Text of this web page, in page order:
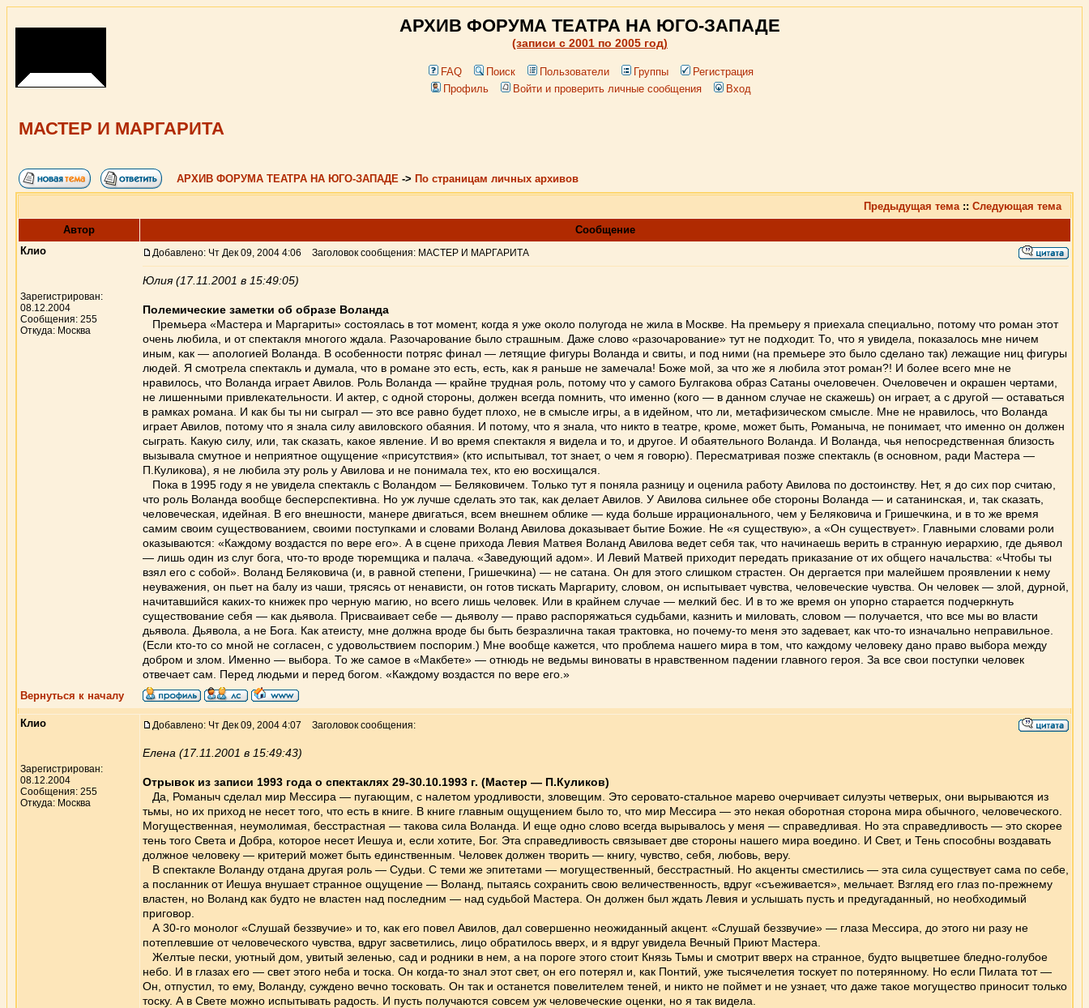
АРХИВ ФОРУМА ТЕАТРА НА ЮГО-ЗАПАДЕ
(записи c 2001 по 2005 год)
FAQ Поиск Пользователи Группы
Регистрация
Профиль
Войти и проверить личные сообщения Вход
МАСТЕР И МАРГАРИТА
АРХИВ ФОРУМА ТЕАТРА НА ЮГО-ЗАПАДЕ -> По страницам личных архивов
Предыдущая тема:: Следующая тема
Автор
Сообщение
Клио
Зарегистрирован:
08.12.2004
Сообщения: 255
Откуда: Москва
Добавлено: Чт Дек 09, 2004 4:06 Заголовок сообщения: МАСТЕР И МАРГАРИТА
Юлия (17.11.2001 в 15:49:05)
Полемические заметки об образе Воланда
Премьера «Мастера и Маргариты» состоялась в тот момент, когда я уже около полугода не жила в Москве. На премьеру я приехала специально, потому что роман этот
очень любила, и от спектакля многого ждала. Разочарование было страшным. Даже слово «разочарование» тут не подходит. То, что я увидела, показалось мне ничем
иным, как — апологией Воланда. В особенности потряс финал — летящие фигуры Воланда и свиты, и под ними (на премьере это было сделано так) лежащие ниц фигуры
людей. Я смотрела спектакль и думала, что в романе это есть, есть, как я раньше не замечала! Боже мой, за что же я любила этот роман?! И более всего мне не
нравилось, что Воланда играет Авилов. Роль Воланда — крайне трудная роль, потому что у самого Булгакова образ Сатаны очеловечен. Очеловечен и окрашен чертами,
не лишенными привлекательности. И актер, с одной стороны, должен всегда помнить, что именно (кого — в данном случае не скажешь) он играет, а с другой — оставаться
в рамках романа. И как бы ты ни сыграл — это все равно будет плохо, не в смысле игры, а в идейном, что ли, метафизическом смысле. Мне не нравилось, что Воланда
играет Авилов, потому что я знала силу авиловского обаяния. И потому, что я знала, что никто в театре, кроме, может быть, Романыча, не понимает, что именно он должен
сыграть. Какую силу, или, так сказать, какое явление. И во время спектакля я видела и то, и другое. И обаятельного Воланда. И Воланда, чья непосредственная близость
вызывала смутное и неприятное ощущение «присутствия» (кто испытывал, тот знает, о чем я говорю). Пересматривая позже спектакль (в основном, ради Мастера —
П.Куликова), я не любила эту роль у Авилова и не понимала тех, кто ею восхищался.
Пока в 1995 году я не увидела спектакль с Воландом — Беляковичем. Только тут я поняла разницу и оценила работу Авилова по достоинству. Нет, я до сих пор считаю,
что роль Воланда вообще бесперспективна. Но уж лучше сделать это так, как делает Авилов. У Авилова сильнее обе стороны Воланда — и сатанинская, и, так сказать,
человеческая, идейная. В его внешности, манере двигаться, всем внешнем облике — куда больше иррационального, чем у Беляковича и Гришечкина, и в то же время
самим своим существованием, своими поступками и словами Воланд Авилова доказывает бытие Божие. Не «я существую», а «Он существует». Главными словами роли
оказываются: «Каждому воздастся по вере его». А в сцене прихода Левия Матвея Воланд Авилова ведет себя так, что начинаешь верить в странную иерархию, где дьявол
— лишь один из слуг бога, что-то вроде тюремщика и палача. «Заведующий адом». И Левий Матвей приходит передать приказание от их общего начальства: «Чтобы ты
взял его с собой». Воланд Беляковича (и, в равной степени, Гришечкина) — не сатана. Он для этого слишком страстен. Он дергается при малейшем проявлении к нему
неуважения, он пьет на балу из чаши, трясясь от ненависти, он готов тискать Маргариту, словом, он испытывает чувства, человеческие чувства. Он человек — злой, дурной,
начитавшийся каких-то книжек про черную магию, но всего лишь человек. Или в крайнем случае — мелкий бес. И в то же время он упорно старается подчеркнуть
существование себя — как дьявола. Присваивает себе — дьяволу — право распоряжаться судьбами, казнить и миловать, словом — получается, что все мы во власти
дьявола. Дьявола, а не Бога. Как атеисту, мне должна вроде бы быть безразлична такая трактовка, но почему-то меня это задевает, как что-то изначально неправильное.
(Если кто-то со мной не согласен, с удовольствием поспорим.) Мне вообще кажется, что проблема нашего мира в том, что каждому человеку дано право выбора между
добром и злом. Именно — выбора. То же самое в «Макбете» — отнюдь не ведьмы виноваты в нравственном падении главного героя. За все свои поступки человек
отвечает сам. Перед людьми и перед богом. «Каждому воздастся по вере его.»
Вернуться к началу
Клио
Зарегистрирован:
08.12.2004
Сообщения: 255
Откуда: Москва
Добавлено: Чт Дек 09, 2004 4:07 Заголовок сообщения:
Елена (17.11.2001 в 15:49:43)
Отрывок из записи 1993 года о спектаклях 29-30.10.1993 г. (Мастер — П.Куликов)
Да, Романыч сделал мир Мессира — пугающим, с налетом уродливости, зловещим. Это серовато-стальное марево очерчивает силуэты четверых, они вырываются из
тьмы, но их приход не несет того, что есть в книге. В книге главным ощущением было то, что мир Мессира — это некая оборотная сторона мира обычного, человеческого.
Могущественная, неумолимая, бесстрастная — такова сила Воланда. И еще одно слово всегда вырывалось у меня — справедливая. Но эта справедливость — это скорее
тень того Света и Добра, которое несет Иешуа и, если хотите, Бог. Эта справедливость связывает две стороны нашего мира воедино. И Свет, и Тень способны воздавать
должное человеку — критерий может быть единственным. Человек должен творить — книгу, чувство, себя, любовь, веру.
В спектакле Воланду отдана другая роль — Судьи. С теми же эпитетами — могущественный, бесстрастный. Но акценты сместились — эта сила существует сама по себе,
а посланник от Иешуа внушает странное ощущение — Воланд, пытаясь сохранить свою величественность, вдруг «съеживается», мельчает. Взгляд его глаз по-прежнему
властен, но Воланд как будто не властен над последним — над судьбой Мастера. Он должен был ждать Левия и услышать пусть и предугаданный, но необходимый
приговор.
А 30-го монолог «Слушай беззвучие» и то, как его повел Авилов, дал совершенно неожиданный акцент. «Слушай беззвучие» — глаза Мессира, до этого ни разу не
потеплевшие от человеческого чувства, вдруг засветились, лицо обратилось вверх, и я вдруг увидела Вечный Приют Мастера.
Желтые пески, уютный дом, увитый зеленью, сад и родники в нем, а на пороге этого стоит Князь Тьмы и смотрит вверх на странное, будто выцветшее бледно-голубое
небо. И в глазах его — свет этого неба и тоска. Он когда-то знал этот свет, он его потерял и, как Понтий, уже тысячелетия тоскует по потерянному. Но если Пилата тот —
Он, отпустил, то ему, Воланду, суждено вечно тосковать. Он так и останется повелителем теней, и никто не поймет и не узнает, что даже такое могущество приносит только
тоску. А в Свете можно испытывать радость. И пусть получаются совсем уж человеческие оценки, но я так видела.